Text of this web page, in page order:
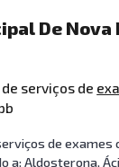
De Nova
serviços de
de
Aldosterona,